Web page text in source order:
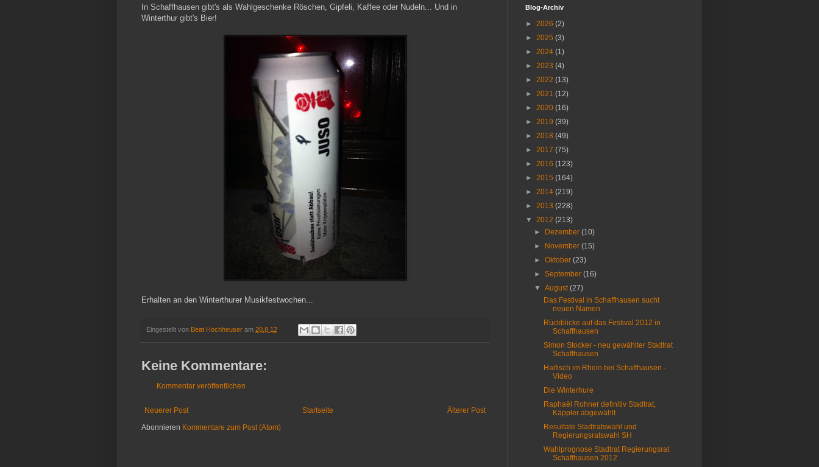
In Schaffhausen gibt's als Wahlgeschenke Röschen, Gipfeli, Kaffee oder Nudeln... Und in
Winterthur gibt's Bier!
Erhalten an den Winterthurer Musikfestwochen...
Eingestellt von Beat Hochheuser am 20.8.12
Keine Kommentare:
Kommentar veröffentlichen
Neuerer Post Älterer Post
Startseite
Abonnieren Kommentare zum Post (Atom)
Blog-Archiv
► 2026 (2)
► 2025 (3)
► 2024 (1)
► 2023 (4)
► 2022 (13)
► 2021 (12)
► 2020 (16)
► 2019 (39)
► 2018 (49)
► 2017 (75)
► 2016 (123)
► 2015 (164)
► 2014 (219)
► 2013 (228)
▼ 2012 (213)
►
Dezember(10)
►
November(15)
►Oktober(23)
►September(16)
▼August(27)
Das Festival in Schaffhausen sucht
neuen Namen
Rückblicke auf das Festival 2012 in
Schaffhausen
Simon Stocker - neu gewählter Stadtrat
Schaffhausen
Haifisch im Rhein bei Schaffhausen -
Video
Die Winterhure
Raphaël Rohner definitiv Stadtrat,
Käppler abgewählt
Resultate Stadtratswahl und
Regierungsratswahl SH
Wahlprognose Stadtrat Regierungsrat
Schaffhausen 2012